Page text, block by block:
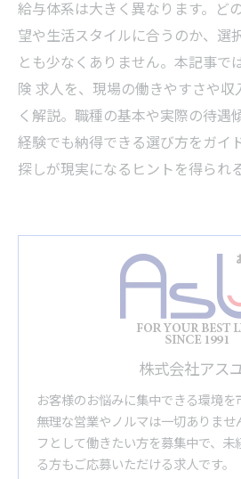
給与体系は大きく異なります。ど
望や生活スタイルに合うのか、選
とも少なくありません。本記事で
険 求人を、現場の働きやすさや
く解説。職種の基本や実際の待遇
経験でも納得できる選び方をガイ
探しが現実になるヒントを得られ
株式会社アス
お客様のお悩みに集中できる環境を
無理な営業やノルマは一切ありませ
フとして働きたい方を募集中で、
る方もご応募いただける求人です。